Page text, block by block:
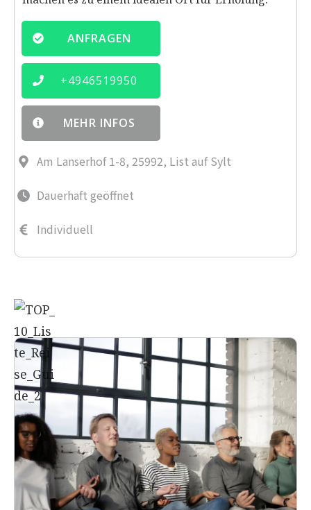
ANFRAGEN
+4946519950
MEHR INFOS
Am Lanserhof 1-8, 25992, List auf Sylt
Dauerhaft geöffnet
Individuell